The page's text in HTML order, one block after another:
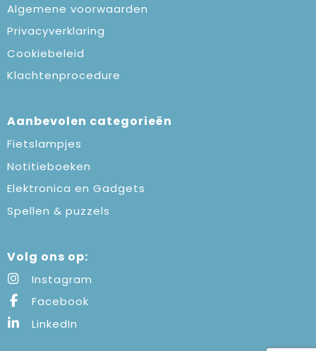
Algemene voorwaarden
Privacyverklaring
Cookiebeleid
Klachtenprocedure
Aanbevolen categorieën
Fietslampjes
Notitieboeken
Elektronica en Gadgets
Spellen & puzzels
Volg ons op:
Instagram
Facebook
LinkedIn